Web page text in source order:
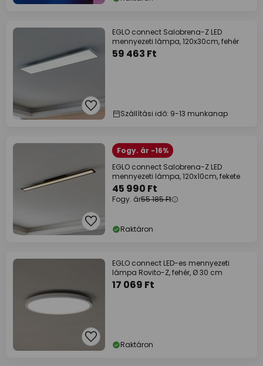
EGLO connect Salobrena-Z LED
mennyezeti lámpa, 120x30cm, fehér
59 463 Ft
Szállítási idő: 9-13 munkanap
Fogy. ár -16%
EGLO connect Salobrena-Z LED
mennyezeti lámpa, 120x10cm, fekete
45 990 Ft
Fogy. ár55 185 Ft
Raktáron
EGLO connect LED-es mennyezeti
lámpa Rovito-Z, fehér, Ø 30 cm
17 069 Ft
Raktáron